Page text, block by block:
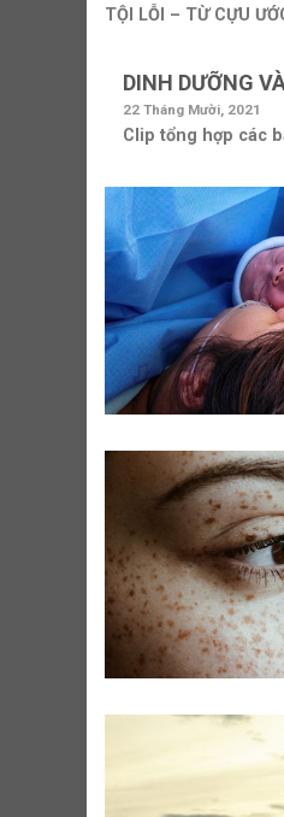
TỘI LỖI – TỪ CỰU
DINH DƯỠNG
22 Tháng Mười, 2021
Clip tổng hợp các